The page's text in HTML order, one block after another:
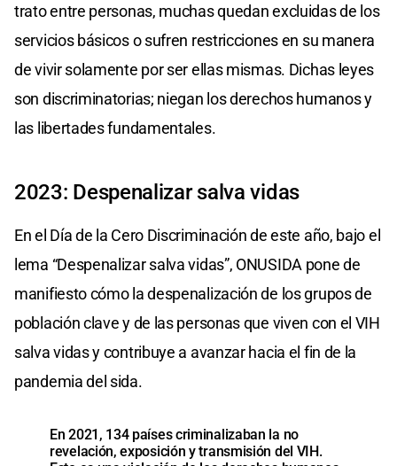
trato entre personas, muchas quedan excluidas de los
servicios básicos o sufren restricciones en su manera
de vivir solamente por ser ellas mismas. Dichas leyes
son discriminatorias; niegan los derechos humanos y
las libertades fundamentales.
2023: Despenalizar salva vidas
En el Día de la Cero Discriminación de este año, bajo el
lema “Despenalizar salva vidas”, ONUSIDA pone de
manifiesto cómo la despenalización de los grupos de
población clave y de las personas que viven con el VIH
salva vidas y contribuye a avanzar hacia el fin de la
pandemia del sida.
En 2021, 134 países criminalizaban la no
revelación, exposición y transmisión del VIH.